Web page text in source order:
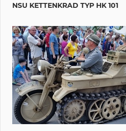
NSU KETTENKRAD TYP HK 101